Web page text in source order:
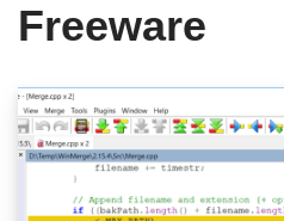
Freeware